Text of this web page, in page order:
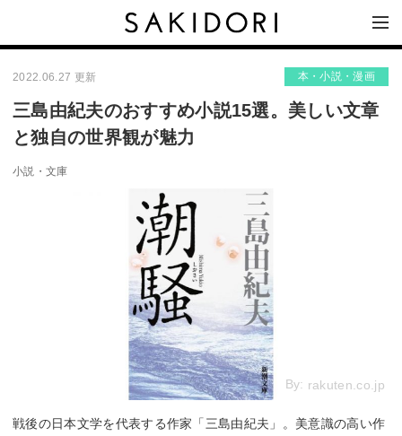
2022.06.27 更新 本・小説・漫画
三島由紀夫のおすすめ小説15選。美しい文章
と独自の世界観が魅力
小説・文庫
By: rakuten.co.jp
戦後の日本文学を代表する作家「三島由紀夫」。美意識の高い作